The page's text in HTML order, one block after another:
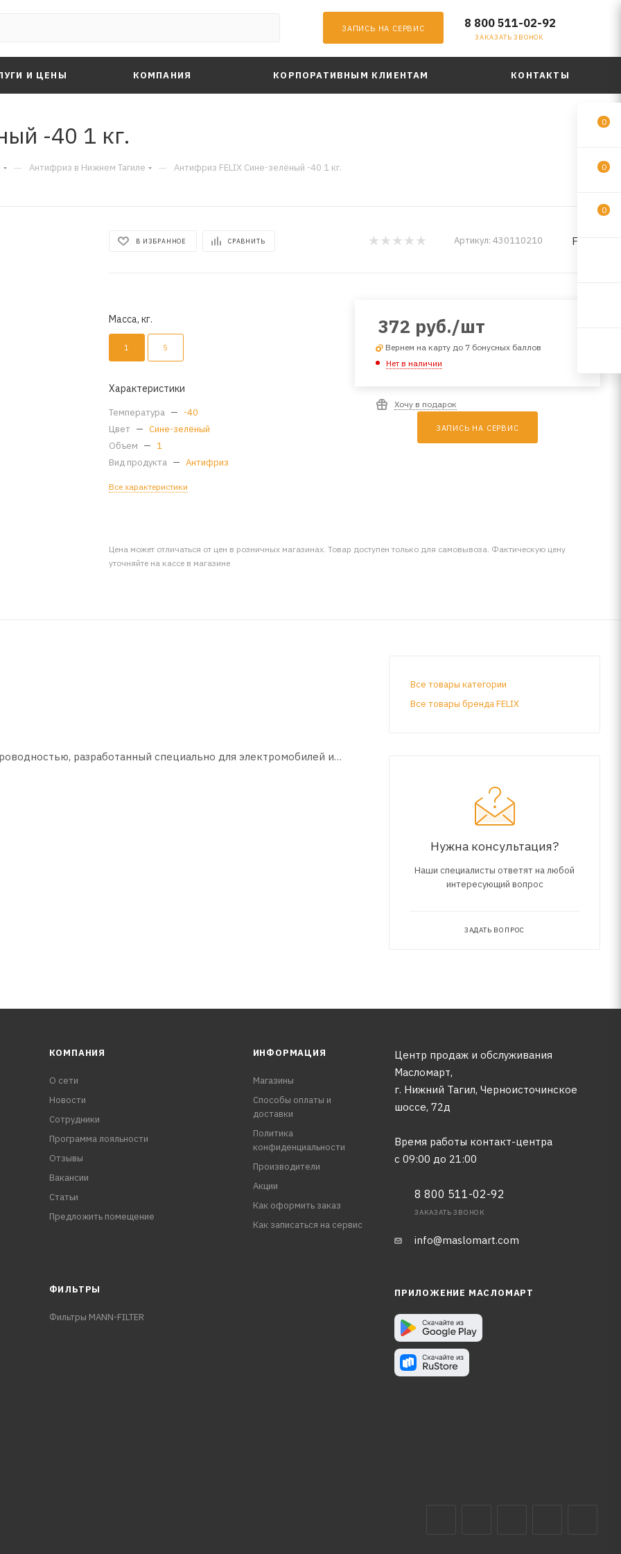
ЗАПИСЬ НА СЕРВИС 8 800 511-02-92
ЗАКАЗАТЬ ЗВОНОК
И ЦЕНЫ КОМПАНИЯ КОРПОРАТИВНЫМ КЛИЕНТАМ КОНТАКТЫ
-40 1 кг.
— Антифриз в Нижнем Тагиле — Антифриз FELIX Сине-зелёный -40 1 кг.
В ИЗБРАННОЕ СРАВНИТЬ Артикул: 430110210 FELIX
Масса, кг.
1 5
Характеристики
Температура — -40
Цвет — Сине-зелёный
Объем — 1
Вид продукта — Антифриз
Все характеристики
372 руб./шт
Вернем на карту до 7 бонусных баллов
Нет в наличии
Хочу в подарок
ЗАПИСЬ НА СЕРВИС
Цена может отличаться от цен в розничных магазинах. Товар доступен только для самовывоза. Фактическую цену
уточняйте на кассе в магазине
разработанный специально для электромобилей и
температуре от -45 °С до +109 °С
Все товары категории
Все товары бренда FELIX
Нужна консультация?
Наши специалисты ответят на любой
интересующий вопрос
ЗАДАТЬ ВОПРОС
КОМПАНИЯ
О сети
Новости
Сотрудники
Программа лояльности
Отзывы
Вакансии
Статьи
Предложить помещение
ИНФОРМАЦИЯ
Магазины
Способы оплаты и
доставки
Политика
конфиденциальности
Производители
Акции
Как оформить заказ
Как записаться на сервис
Центр продаж и обслуживания
Масломарт,
г. Нижний Тагил, Черноисточинское
шоссе, 72д
Время работы контакт-центра
с 09:00 до 21:00
8 800 511-02-92
ЗАКАЗАТЬ ЗВОНОК
info@maslomart.com
ФИЛЬТРЫ
Фильтры MANN-FILTER
ПРИЛОЖЕНИЕ МАСЛОМАРТ
0
0
0